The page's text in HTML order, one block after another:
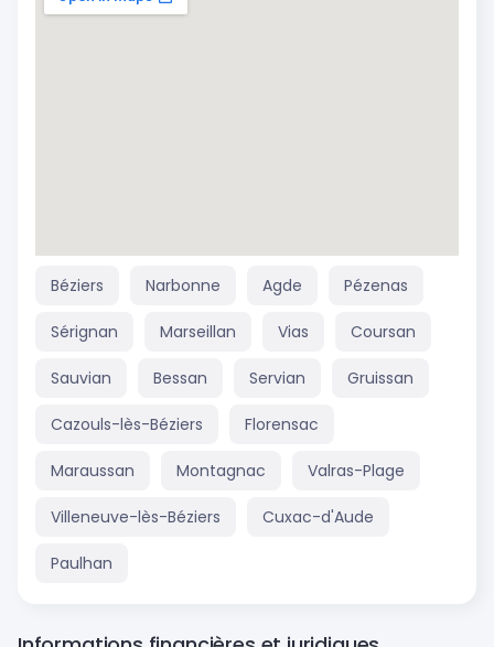
Béziers Narbonne Agde Pézenas
Sérignan Marseillan Vias Coursan
Sauvian Bessan Servian Gruissan
Cazouls-lès-Béziers Florensac
Maraussan Montagnac Valras-Plage
Villeneuve-lès-Béziers Cuxac-d'Aude
Paulhan